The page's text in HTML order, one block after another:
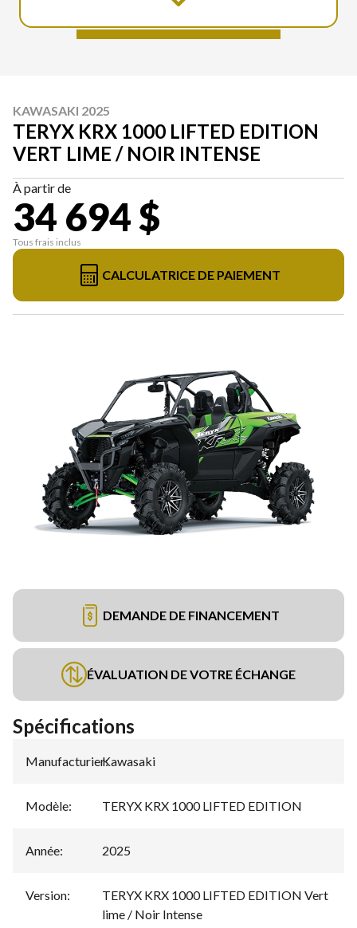
KAWASAKI 2025
TERYX KRX 1000 LIFTED EDITION
VERT LIME / NOIR INTENSE
À partir de
34 694 $
Tous frais inclus
CALCULATRICE DE PAIEMENT
DEMANDE DE FINANCEMENT
ÉVALUATION DE VOTRE ÉCHANGE
Spécifications
Manufacturier:
Kawasaki
Modèle: TERYX KRX 1000 LIFTED EDITION
Année: 2025
Version:
TERYX KRX 1000 LIFTED EDITION Vert
lime / Noir Intense